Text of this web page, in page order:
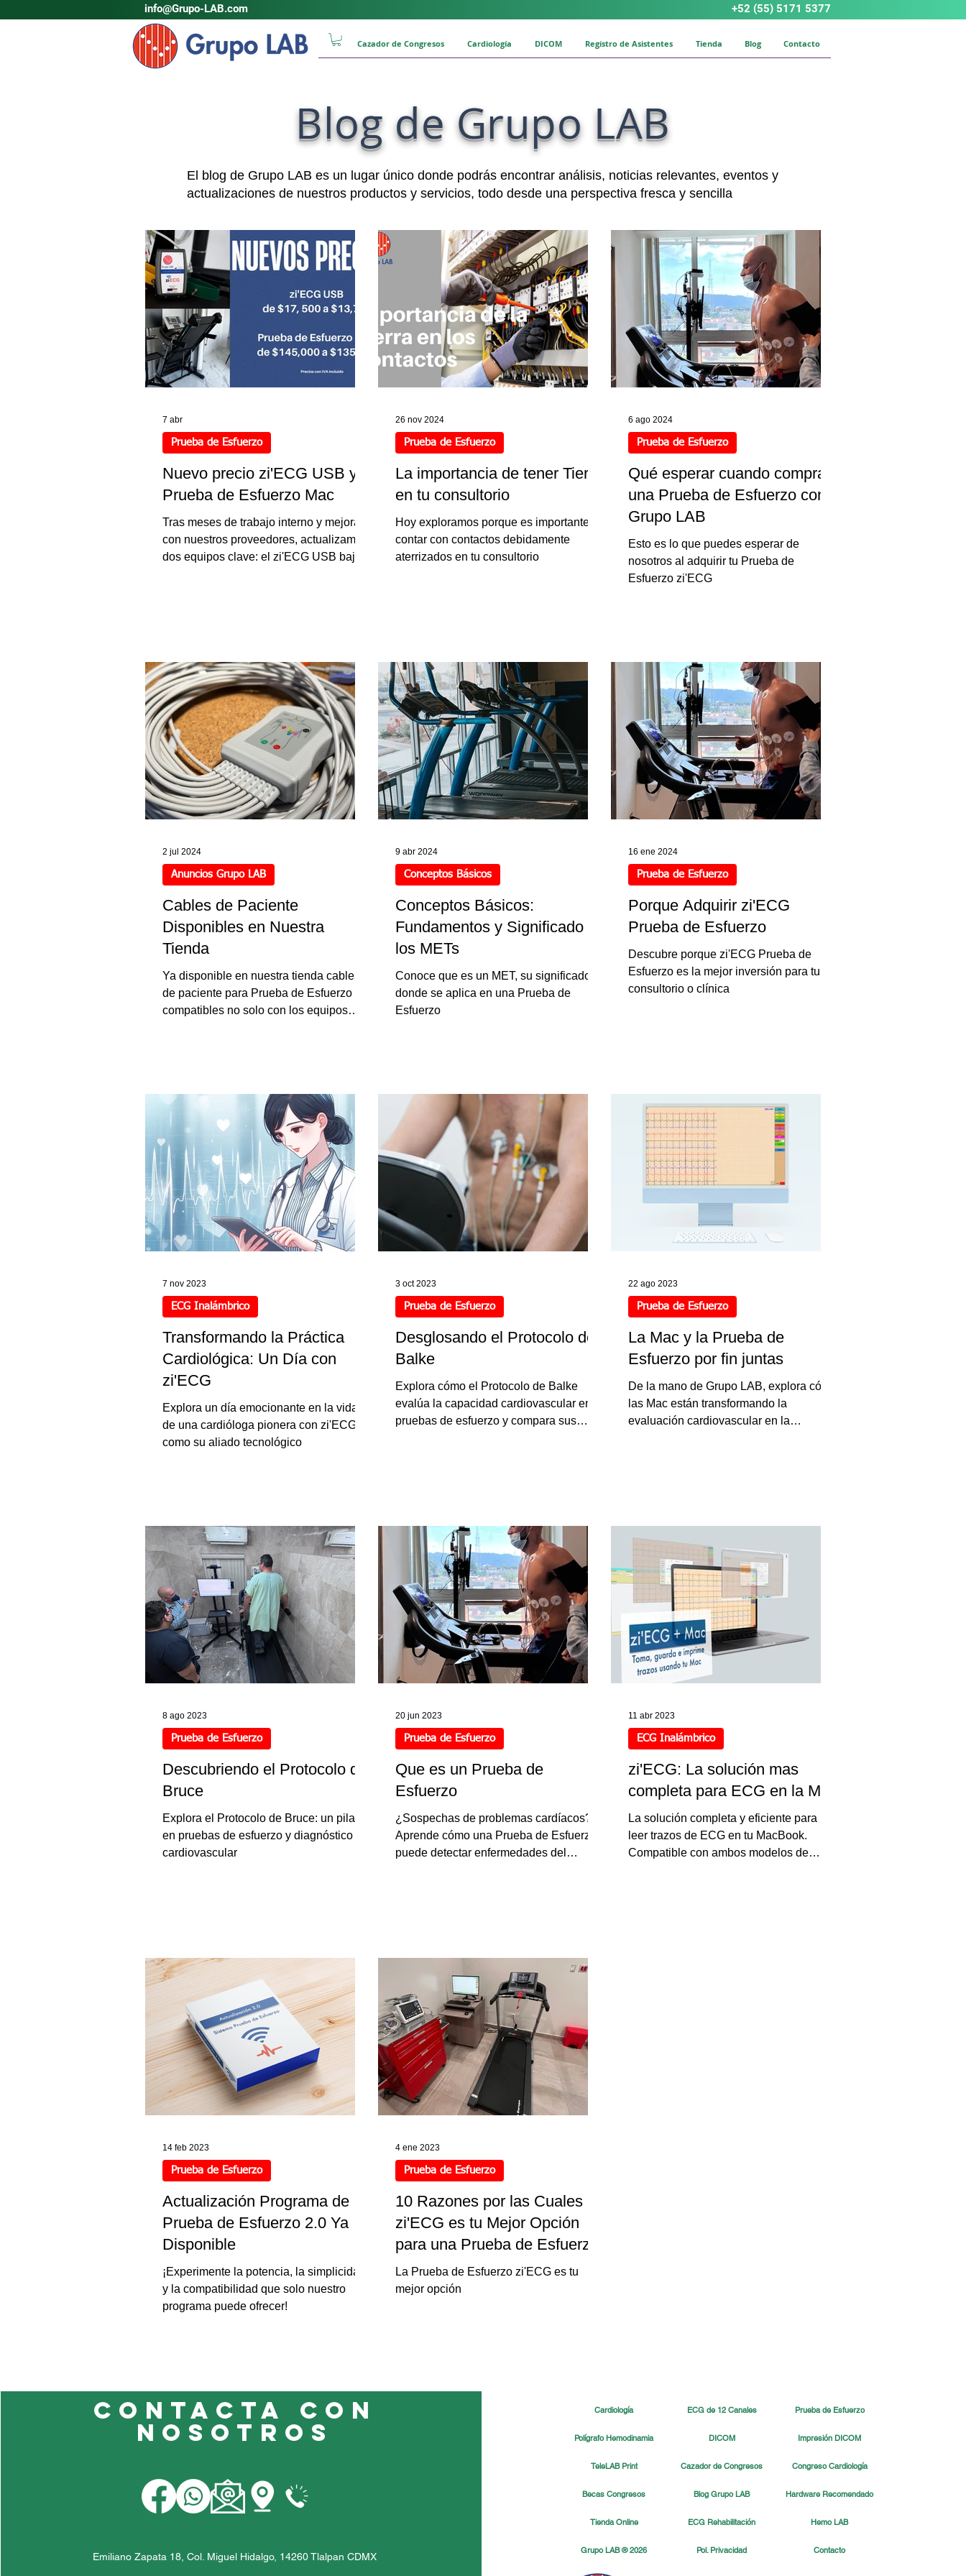
info@Grupo-LAB.com +52 (55) 5171 5377
Cazador de Congresos Cardiología DICOM Registro de Asistentes Tienda Blog Contacto
Blog de Grupo LAB
El blog de Grupo LAB es un lugar único donde podrás encontrar análisis, noticias relevantes, eventos y
actualizaciones de nuestros productos y servicios, todo desde una perspectiva fresca y sencilla
Nuevo precio zi'ECG USB y
Prueba de Esfuerzo Mac
Tras meses de trabajo interno y mejoras
con nuestros proveedores, actualizamos
dos equipos clave: el zi'ECG USB baja
completas, a un precio más accesible
para el cardiólogo.
Prueba de Esfuerzo
7 abr
La importancia de tener Tierra
en tu consultorio
Hoy exploramos porque es importante
contar con contactos debidamente
aterrizados en tu consultorio
Prueba de Esfuerzo
26 nov 2024
Qué esperar cuando compras
una Prueba de Esfuerzo con
Grupo LAB
Esto es lo que puedes esperar de
nosotros al adquirir tu Prueba de
Esfuerzo zi'ECG
Prueba de Esfuerzo
6 ago 2024
Cables de Paciente
Disponibles en Nuestra
Tienda
Ya disponible en nuestra tienda cables
de paciente para Prueba de Esfuerzo
compatibles no solo con los equipos
Anuncios Grupo LAB
2 jul 2024
Conceptos Básicos:
Fundamentos y Significado de
los METs
Conoce que es un MET, su significado, y
donde se aplica en una Prueba de
Esfuerzo
Conceptos Básicos
9 abr 2024
Porque Adquirir zi'ECG
Prueba de Esfuerzo
Descubre porque zi'ECG Prueba de
Esfuerzo es la mejor inversión para tu
consultorio o clínica
Prueba de Esfuerzo
16 ene 2024
Transformando la Práctica
Cardiológica: Un Día con
zi'ECG
Explora un día emocionante en la vida
de una cardióloga pionera con zi'ECG
como su aliado tecnológico
ECG Inalámbrico
7 nov 2023
Desglosando el Protocolo de
Balke
Explora cómo el Protocolo de Balke
evalúa la capacidad cardiovascular en
pruebas de esfuerzo y compara sus
Prueba de Esfuerzo
3 oct 2023
La Mac y la Prueba de
Esfuerzo por fin juntas
De la mano de Grupo LAB, explora cómo
las Mac están transformando la
evaluación cardiovascular en la
Prueba de Esfuerzo
22 ago 2023
Descubriendo el Protocolo de
Bruce
Explora el Protocolo de Bruce: un pilar
en pruebas de esfuerzo y diagnóstico
cardiovascular
Prueba de Esfuerzo
8 ago 2023
Que es un Prueba de
Esfuerzo
¿Sospechas de problemas cardíacos?
Aprende cómo una Prueba de Esfuerzo
puede detectar enfermedades del
Prueba de Esfuerzo
20 jun 2023
zi'ECG: La solución mas
completa para ECG en la Mac
La solución completa y eficiente para
leer trazos de ECG en tu MacBook.
Compatible con ambos modelos de
ECG Inalámbrico
11 abr 2023
Actualización Programa de
Prueba de Esfuerzo 2.0 Ya
Disponible
¡Experimente la potencia, la simplicidad
y la compatibilidad que solo nuestro
programa puede ofrecer!
Prueba de Esfuerzo
14 feb 2023
10 Razones por las Cuales
zi'ECG es tu Mejor Opción
para una Prueba de Esfuerzo
La Prueba de Esfuerzo zi'ECG es tu
mejor opción
Prueba de Esfuerzo
4 ene 2023
Contacta con
nosotros
Emiliano Zapata 18, Col. Miguel Hidalgo, 14260 Tlalpan CDMX
Cardiología
Polígrafo Hemodinamia
TeleLAB Print
Becas Congresos
Tienda Online
Grupo LAB ® 2026
ECG de 12 Canales
DICOM
Cazador de Congresos
Blog Grupo LAB
ECG Rehabilitación
Pol. Privacidad
Prueba de Esfuerzo
Impresión DICOM
Congreso Cardiología
Hardware Recomendado
Hemo LAB
Contacto